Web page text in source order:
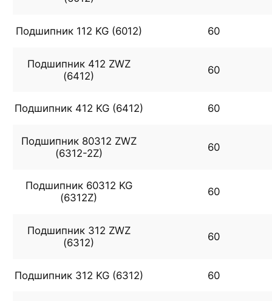
Подшипник 112 KG (6012) 60
Подшипник 412 ZWZ
(6412)
60
Подшипник 412 KG (6412) 60
Подшипник 80312 ZWZ
(6312-2Z)
60
Подшипник 60312 KG
(6312Z)
60
Подшипник 312 ZWZ
(6312)
60
Подшипник 312 KG (6312) 60